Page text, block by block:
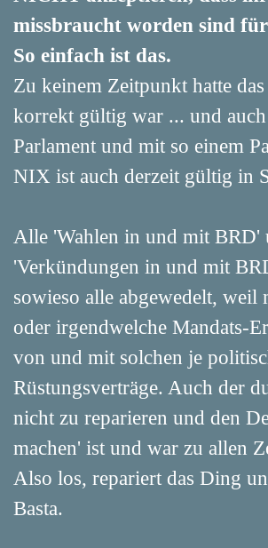
missbraucht worden sind
So einfach ist das.
Zu keinem Zeitpunkt hatte
korrekt gültig war ... und
Parlament und mit so einem
NIX ist auch derzeit gültig in
Alle 'Wahlen in und mit BRD'
'Verkündungen in und mit
sowieso alle abgewedelt,
oder irgendwelche Mandats-
von und mit solchen je
Rüstungsverträge. Auch der
nicht zu reparieren und den
machen' ist und war zu allen
Also los, repariert das Ding
Basta.